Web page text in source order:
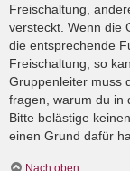
Freischaltung,
versteckt. Wenn die
die entsprechende
Freischaltung, so
Gruppenleiter muss
fragen, warum du in
Bitte belästige
einen Grund dafür
Nach oben